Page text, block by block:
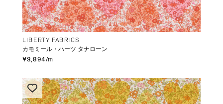
LIBERTY FABRICS
カモミール・ハーツ タナローン
¥3,894/m